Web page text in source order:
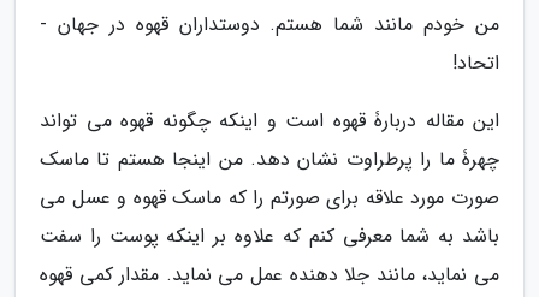
من خودم مانند شما هستم. دوستداران قهوه در جهان -
اتحاد!
این مقاله دربارۀ قهوه است و اینکه چگونه قهوه می تواند
چهرۀ ما را پرطراوت نشان دهد. من اینجا هستم تا ماسک
صورت مورد علاقه برای صورتم را که ماسک قهوه و عسل می
باشد به شما معرفی کنم که علاوه بر اینکه پوست را سفت
می نماید، مانند جلا دهنده عمل می نماید. مقدار کمی قهوه